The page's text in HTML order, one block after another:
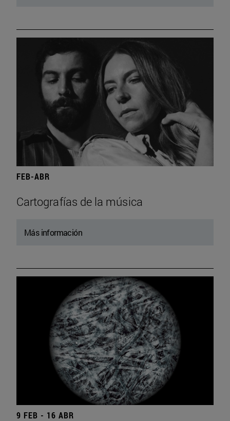
FEB-ABR
Cartografías de la música
Más información
9 FEB - 16 ABR